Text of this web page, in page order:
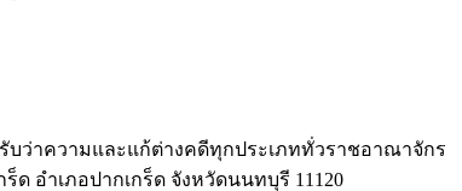
ว่าความและแก้ต่างคดีทุกประเภททั่วราชอาณาจักร
อำเภอปากเกร็ด จังหวัดนนทบุรี 11120